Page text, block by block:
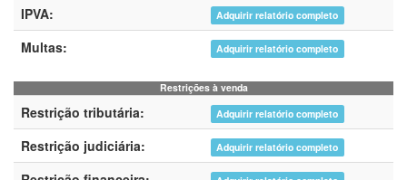
IPVA: Adquirir relatório completo
Multas: Adquirir relatório completo
Restrições à venda
Restrição tributária: Adquirir relatório completo
Restrição judiciária: Adquirir relatório completo